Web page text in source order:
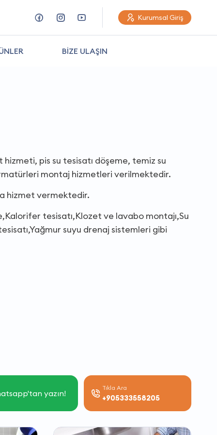
Kurumsal Giriş
BİZE ULAŞIN
pis su tesisatı döşeme, temiz su
montaj hizmetleri verilmektedir.
hizmet vermektedir.
tesisatı,Klozet ve lavabo montajı,Su
suyu drenaj sistemleri gibi
yazın!
Tıkla Ara
+905333558205